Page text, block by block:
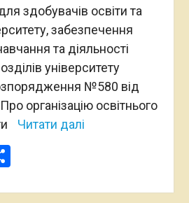
здобувачів освіти та
забезпечення
та діяльності
університету
№580 від
організацію освітнього
Читати далі
Поділитися